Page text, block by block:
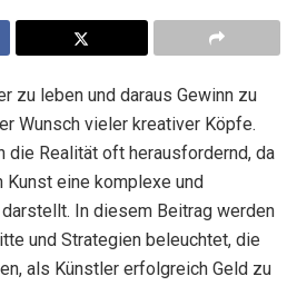
zu leben und daraus Gewinn zu
Wunsch vieler kreativer Köpfe.
Realität oft herausfordernd, da
eine komplexe und
In diesem Beitrag werden
und Strategien beleuchtet, die
als Künstler erfolgreich Geld zu